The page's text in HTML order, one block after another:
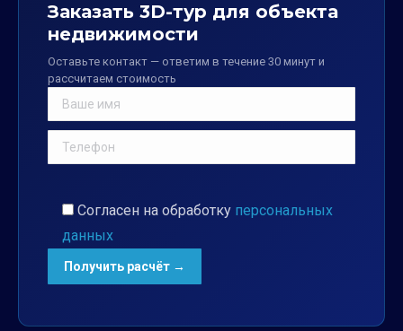
Заказать 3D-тур для объекта
недвижимости
Оставьте контакт — ответим в течение 30 минут и
рассчитаем стоимость
Согласен на обработку персональных
данных